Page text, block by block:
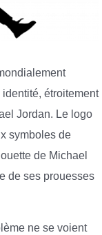
identité, étroitement
Jordan. Le logo
symboles de
de Michael
de ses prouesses
ne se voient